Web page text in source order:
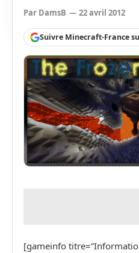
Par DamsB 22 avril 2012
Suivre Minecraft-France
[gameinfo